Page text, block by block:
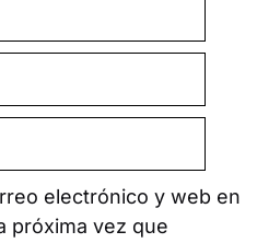
electrónico y web en
próxima vez que